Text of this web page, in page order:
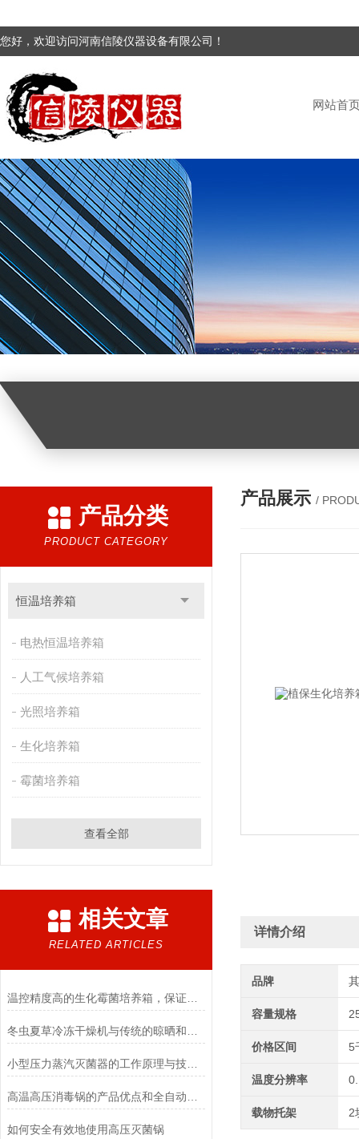
您好，欢迎访问河南信陵仪器设备有限公司！
网站首
产品分类
PRODUCT CATEGORY
恒温培养箱
电热恒温培养箱
人工气候培养箱
光照培养箱
生化培养箱
霉菌培养箱
查看全部
相关文章
RELATED ARTICLES
小型压力蒸汽灭菌器的工作原理与技术优势概述
如何安全有效地使用高压灭菌锅
产品展示 /
详情介绍
品牌
容量规格
价格区间 5
温度分辨率
载物托架 2